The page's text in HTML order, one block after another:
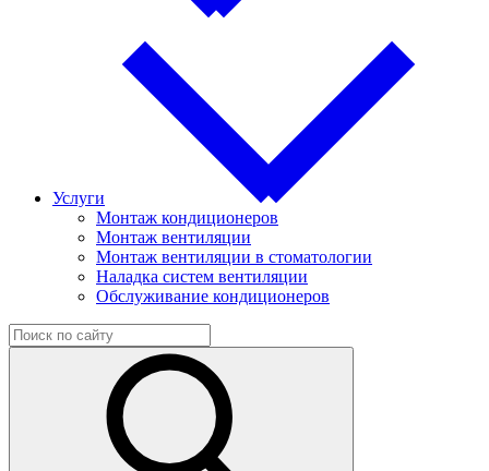
Услуги
Монтаж кондиционеров
Монтаж вентиляции
Монтаж вентиляции в стоматологии
Наладка систем вентиляции
Обслуживание кондиционеров